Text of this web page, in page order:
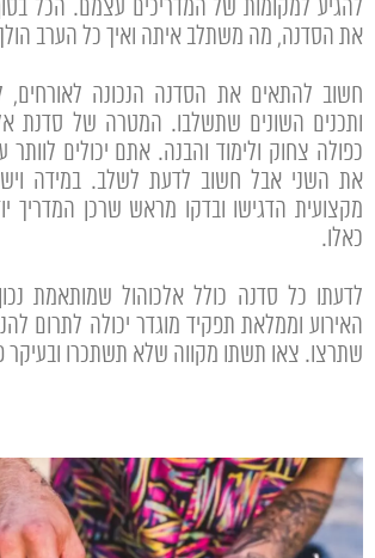
להגיע למקומות של המדריכים עצמם. הכל
את הסדנה, מה משתלב איתה ואיך כל הערב
חשוב להתאים את הסדנה הנכונה
ותכנים השונים שתשלבו. המטרה של סדנת
כפולה צחוק ולימוד והבנה. אתם יכולים
את השני אבל חשוב לדעת לשלב. במידה ויש
מקצועית הדגישו ובדקו מראש שרכן המדריך
כאלו.
לדעתו כל סדנה כולל אלכוהול שמותאמת
האירוע וממלאת תפקיד מוגדר יכולה לתרום
שתרצו. צאו תשתו מקווה שלא תשתכרו ובעיקר